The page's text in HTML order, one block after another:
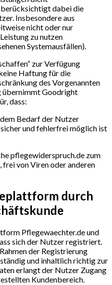
dabei die
Insbesondere aus
nicht oder nur
zu nutzen
Systemausfällen).
zur Verfügung
Haftung für die
des Vorgenannten
übernimmt Goodright
dass:
Bedarf der Nutzer
und fehlerfrei möglich ist
pflegewiderspruch.de zum
von Viren oder anderen
durch
Pflegewaechter.de und
sich der Nutzer registriert.
der Registrierung
und inhaltlich richtig zur
erlangt der Nutzer Zugang
Kundenbereich.